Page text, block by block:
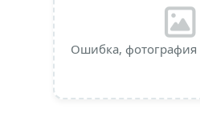
Ошибка, фотография